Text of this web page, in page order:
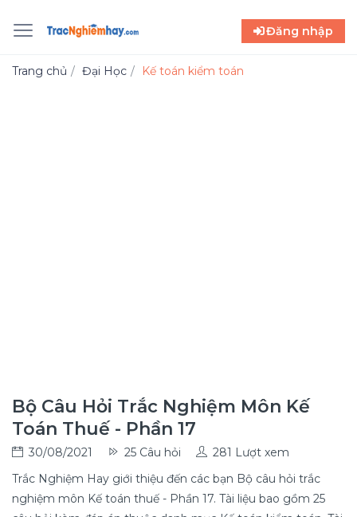
Đăng nhập
Trang chủ Đại Học Kế toán kiểm toán
Bộ Câu Hỏi Trắc Nghiệm Môn Kế
Toán Thuế - Phần 17
30/08/2021 25 Câu hỏi
281 Lượt xem
Trắc Nghiệm Hay giới thiệu đến các bạn Bộ câu hỏi trắc
nghiệm môn Kế toán thuế - Phần 17. Tài liệu bao gồm 25